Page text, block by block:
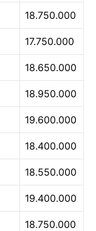
18.750.000
17.750.000
18.650.000
18.950.000
19.600.000
18.400.000
18.550.000
19.400.000
18.750.000